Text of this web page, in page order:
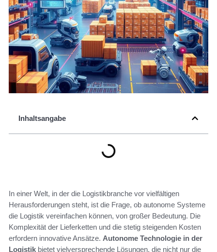
Inhaltsangabe
In einer Welt, in der die Logistikbranche vor vielfältigen
Herausforderungen steht, ist die Frage, ob autonome Systeme
die Logistik vereinfachen können, von großer Bedeutung. Die
Komplexität der Lieferketten und die stetig steigenden Kosten
erfordern innovative Ansätze. Autonome Technologie in der
Logistik bietet vielversprechende Lösungen, die nicht nur die